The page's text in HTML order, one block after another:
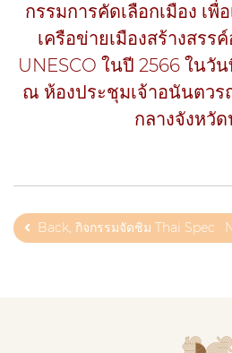
กรรมการคัดเลือกเมือง เพื่
เครือข่ายเมืองสร้างสรร
UNESCO ในปี 2566 ในวั
ณ ห้องประชุมเจ้าอนันตวร
กลางจังหวั
Back, กิจกรรมจัดชิม Thai